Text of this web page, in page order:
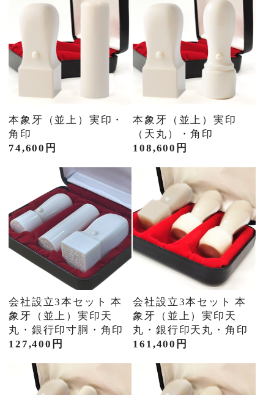
本象牙（並上）実印・
角印
74,600円
本象牙（並上）実印
（天丸）・角印
108,600円
会社設立3本セット 本
象牙（並上）実印天
丸・銀行印寸胴・角印
127,400円
会社設立3本セット 本
象牙（並上）実印天
丸・銀行印天丸・角印
161,400円